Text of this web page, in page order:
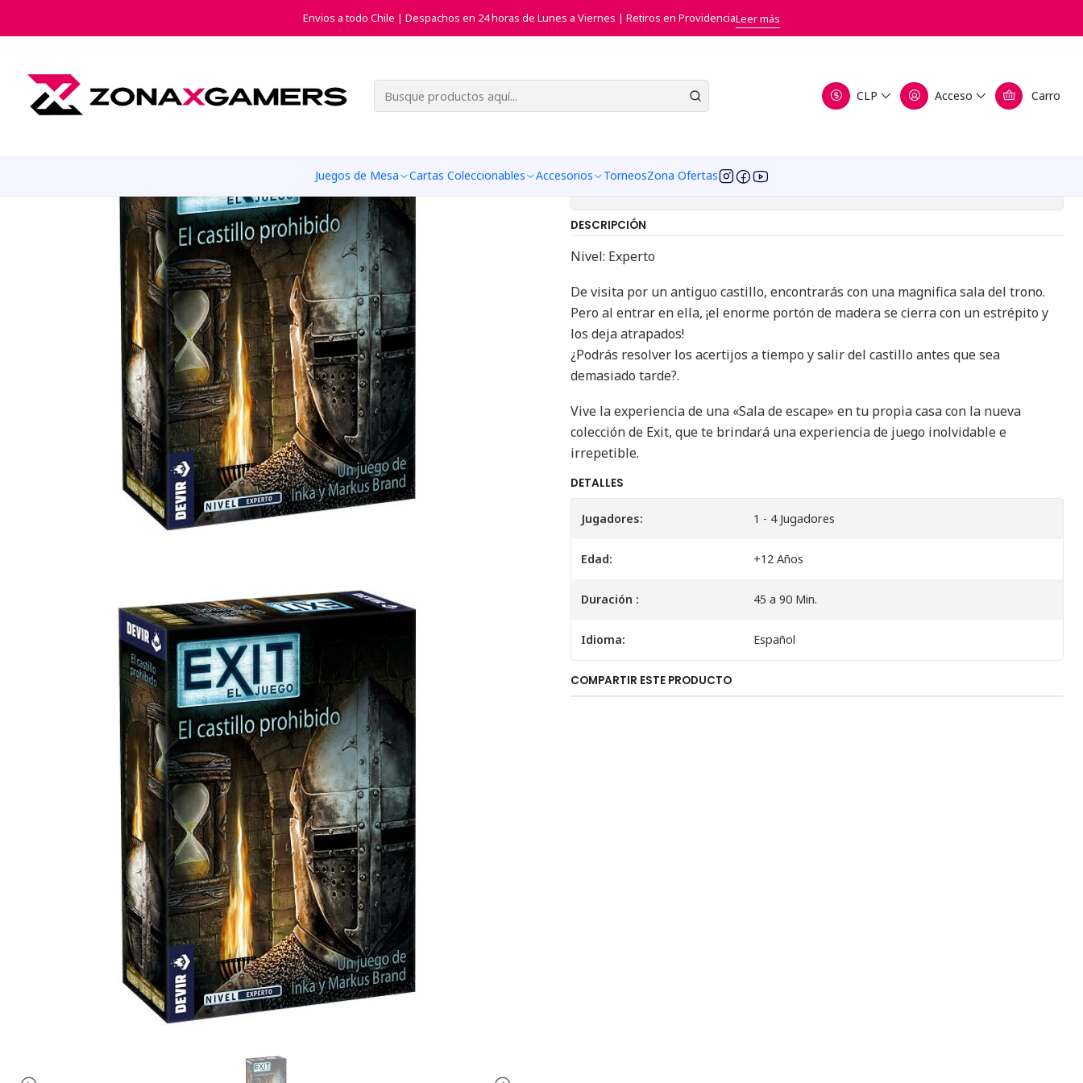
CLP Acceso Carro
Juegos de Mesa Cartas Coleccionables Accesorios TorneosZona Ofertas
Envios a todo Chile | Despachos en 24 horas de Lunes a Viernes | Retiros en ProvidenciaLeer más
Inicio Juegos de Mesa Juegos de Estrategia Exit El Juego - El castillo prohibido
Exit El Juego - El castillo prohibido
DESCRIPCIÓN
Nivel: Experto
De visita por un antiguo castillo, encontrarás con una magnifica sala del trono.
Pero al entrar en ella, ¡el enorme portón de madera se cierra con un estrépito y
los deja atrapados!
¿Podrás resolver los acertijos a tiempo y salir del castillo antes que sea
demasiado tarde?.
Vive la experiencia de una «Sala de escape» en tu propia casa con la nueva
colección de Exit, que te brindará una experiencia de juego inolvidable e
irrepetible.
DETALLES
Jugadores: 1 - 4 Jugadores
Edad: +12 Años
Duración : 45 a 90 Min.
Idioma: Español
COMPARTIR ESTE PRODUCTO